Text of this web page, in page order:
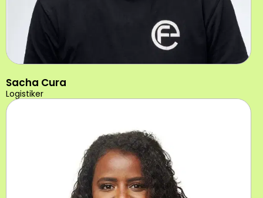
Sacha Cura
Logistiker